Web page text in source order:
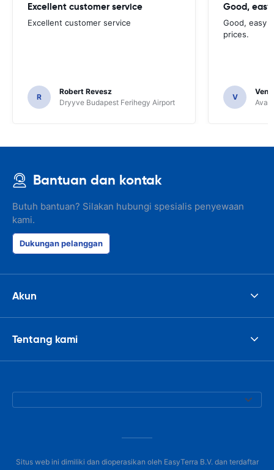
Excellent customer service
Excellent customer service
R
Robert Revesz
Dryyve Budapest Ferihegy Airport
Good,
Good, easy
prices.
V
Bantuan dan kontak
Butuh bantuan? Silakan hubungi spesialis penyewaan
kami.
Dukungan pelanggan
Akun
Tentang kami
Situs web ini dimiliki dan dioperasikan oleh EasyTerra B.V. dan terdaftar